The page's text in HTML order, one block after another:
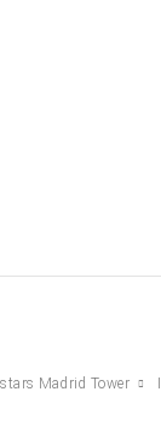
Madrid Tower